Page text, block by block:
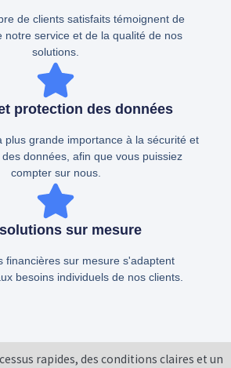
de clients satisfaits témoignent de
notre service et de la qualité de nos
solutions.
protection des données
plus grande importance à la sécurité et
données, afin que vous puissiez
compter sur nous.
sur mesure
financières sur mesure s'adaptent
besoins individuels de nos clients.
rapides, des conditions claires et un